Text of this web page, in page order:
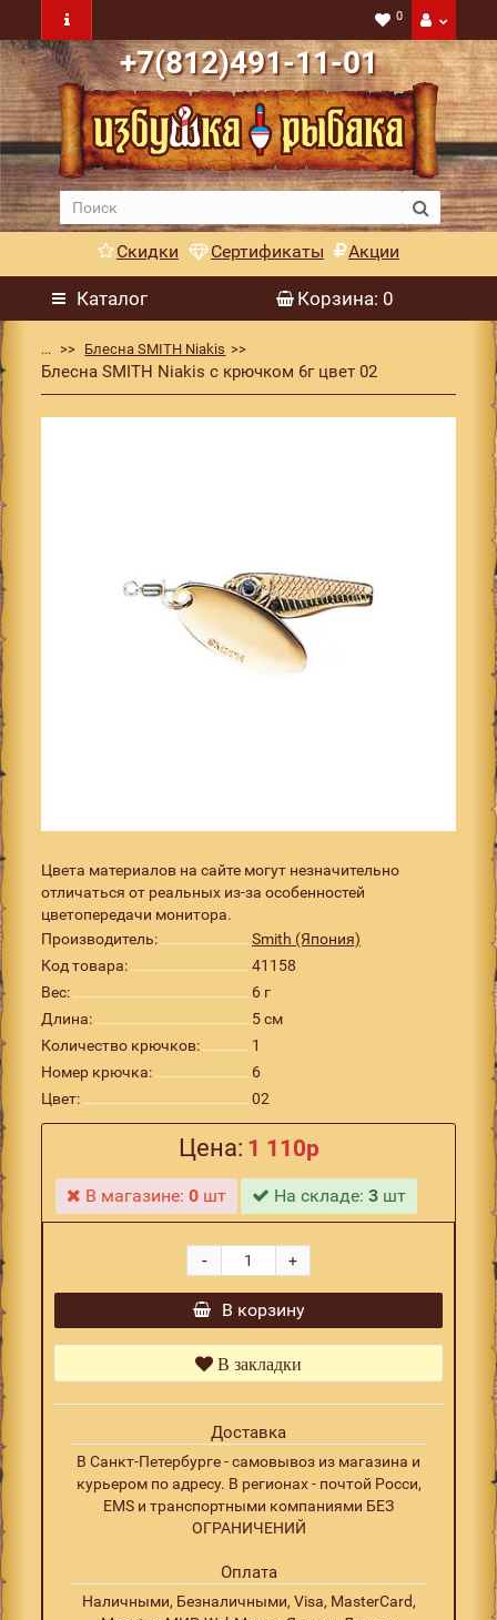
0
+7(812)491-11-01
Скидки Сертификаты Акции
Каталог Корзина: 0
... Блесна SMITH Niakis
Блесна SMITH Niakis с крючком 6г цвет 02
Цвета материалов на сайте могут незначительно
отличаться от реальных из-за особенностей
цветопередачи монитора.
Производитель:
Smith (Япония)
Код товара:
41158
Вес:
6 г
Длина:
5 см
Количество крючков:
1
Номер крючка:
6
Цвет:
02
Цена: 1 110р
В магазине:0 шт На складе:3 шт
+
-
В корзину
В закладки
Доставка
В Санкт-Петербурге - самовывоз из магазина и
курьером по адресу. В регионах - почтой Росси,
EMS и транспортными компаниями БЕЗ
ОГРАНИЧЕНИЙ
Оплата
Наличными, Безналичными, Visa, MasterCard,